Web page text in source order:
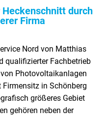
durch
Firma
Nord von Matthias
qualifizierter Fachbetrieb
Photovoltaikanlagen
in Schönberg
größeres Gebiet
gehören neben der